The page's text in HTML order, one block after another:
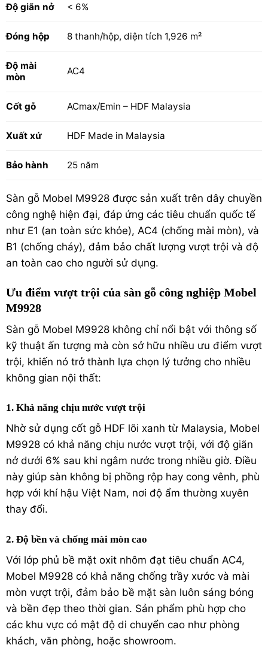
Độ giãn nở < 6%
Đóng hộp 8 thanh/hộp, diện tích 1,926 m²
Độ mài
mòn
AC4
Cốt gỗ ACmax/Emin – HDF Malaysia
Xuất xứ HDF Made in Malaysia
Bảo hành 25 năm
Sàn gỗ Mobel M9928 được sản xuất trên dây chuyền
công nghệ hiện đại, đáp ứng các tiêu chuẩn quốc tế
như E1 (an toàn sức khỏe), AC4 (chống mài mòn), và
B1 (chống cháy), đảm bảo chất lượng vượt trội và độ
an toàn cao cho người sử dụng.
Ưu điểm vượt trội của sàn gỗ công nghiệp Mobel
M9928
Sàn gỗ Mobel M9928 không chỉ nổi bật với thông số
kỹ thuật ấn tượng mà còn sở hữu nhiều ưu điểm vượt
trội, khiến nó trở thành lựa chọn lý tưởng cho nhiều
không gian nội thất:
1. Khả năng chịu nước vượt trội
Nhờ sử dụng cốt gỗ HDF lõi xanh từ Malaysia, Mobel
M9928 có khả năng chịu nước vượt trội, với độ giãn
nở dưới 6% sau khi ngâm nước trong nhiều giờ. Điều
này giúp sàn không bị phồng rộp hay cong vênh, phù
hợp với khí hậu Việt Nam, nơi độ ẩm thường xuyên
thay đổi.
2. Độ bền và chống mài mòn cao
Với lớp phủ bề mặt oxit nhôm đạt tiêu chuẩn AC4,
Mobel M9928 có khả năng chống trầy xước và mài
mòn vượt trội, đảm bảo bề mặt sàn luôn sáng bóng
và bền đẹp theo thời gian. Sản phẩm phù hợp cho
các khu vực có mật độ di chuyển cao như phòng
khách, văn phòng, hoặc showroom.